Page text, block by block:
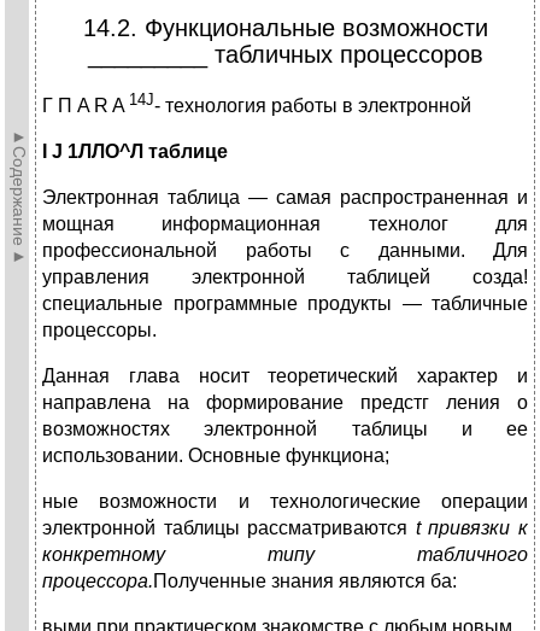
►Содержание►
14.2. Функциональные возможности
_________ табличных процессоров
Г П A R A 14J- технология работы в электронной
I J 1ЛЛО^Л таблице
Электронная таблица — самая распространенная и
мощная информационная технолог для
профессиональной работы с данными. Для
управления электронной таблицей созда!
специальные программные продукты — табличные
процессоры.
Данная глава носит теоретический характер и
направлена на формирование предстг ления о
возможностях электронной таблицы и ее
использовании. Основные функциона;
ные возможности и технологические операции
электронной таблицы рассматриваются tпривязки к
конкретному типу табличного
процессора.Полученные знания являются ба: